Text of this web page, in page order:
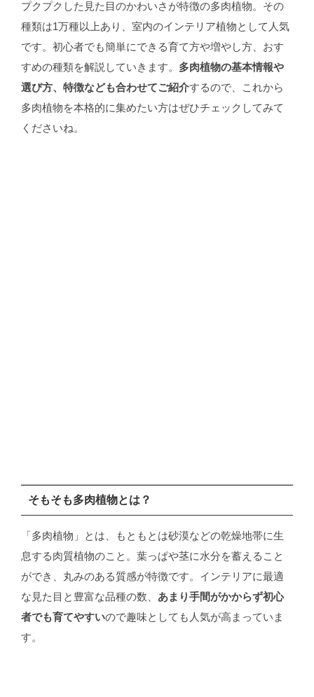
プクプクした見た目のかわいさが特徴の多肉植物。その
種類は1万種以上あり、室内のインテリア植物として人気
です。初心者でも簡単にできる育て方や増やし方、おす
すめの種類を解説していきます。 多肉植物の基本情報や
選び方、特徴なども合わせてご紹介するので、これから
多肉植物を本格的に集めたい方はぜひチェックしてみて
くださいね。
そもそも多肉植物とは？
「多肉植物」とは、もともとは砂漠などの乾燥地帯に生
息する肉質植物のこと。葉っぱや茎に水分を蓄えること
ができ、丸みのある質感が特徴です。インテリアに最適
な見た目と豊富な品種の数、 あまり手間がかからず初心
者でも育てやすいので趣味としても人気が高まっていま
す。